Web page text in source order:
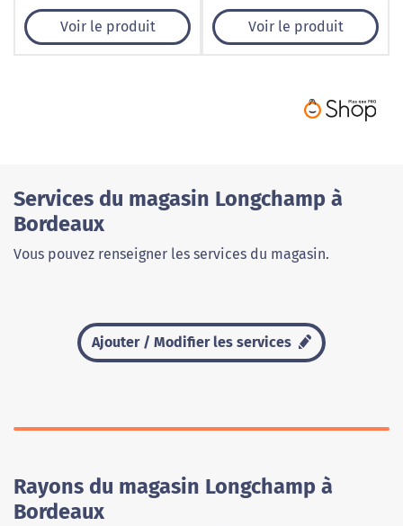
Voir le produit Voir le produit
Services du magasin Longchamp à
Bordeaux
Vous pouvez renseigner les services du magasin.
Ajouter / Modifier les services
Rayons du magasin Longchamp à
Bordeaux